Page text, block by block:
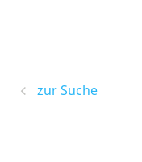
zur Suche